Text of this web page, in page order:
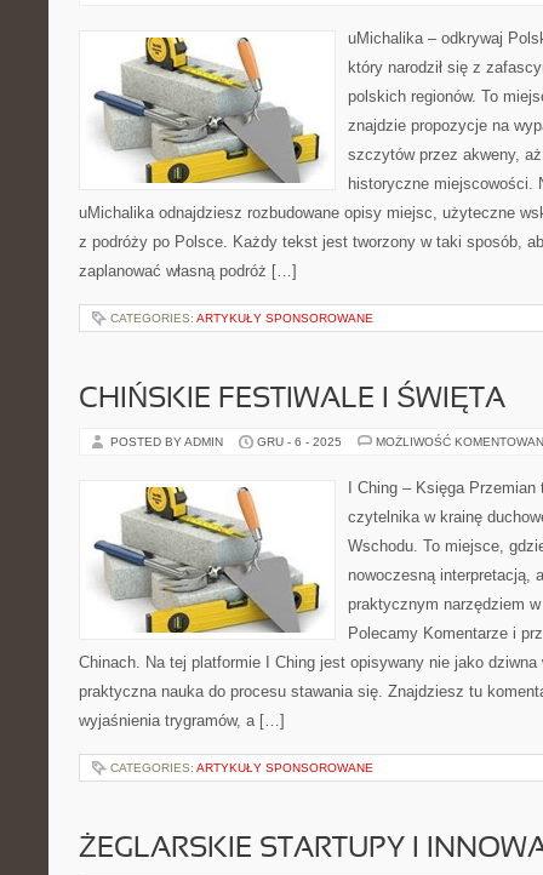
uMichalika – odkrywaj
który narodził się z
polskich regionów. To
znajdzie propozycje na
szczytów przez akweny,
historyczne miejscowości.
uMichalika odnajdziesz rozbudowane opisy miejsc, użyteczne
z podróży po Polsce. Każdy tekst jest tworzony w taki sposób,
zaplanować własną podróż […]
CATEGORIES: ARTYKUŁY SPONSOROWANE
CHIŃSKIE FESTIWALE I ŚWIĘTA
POSTED BY ADMIN GRU - 6 - 2025 MOŻLIWOŚĆ
I Ching – Księga
czytelnika w krainę
Wschodu. To miejsce,
nowoczesną interpretacją,
praktycznym narzędziem
Polecamy Komentarze i
Chinach. Na tej platformie I Ching jest opisywany nie jako
praktyczna nauka do procesu stawania się. Znajdziesz tu
wyjaśnienia trygramów, a […]
CATEGORIES: ARTYKUŁY SPONSOROWANE
ŻEGLARSKIE STARTUPY I